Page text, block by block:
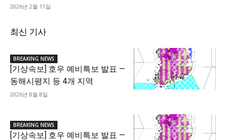
2026년 2월 11일
최신 기사
BREAKING NEWS
[기상속보] 호우 예비특보 발표 —
동해시평지 등 4개 지역
2026년 8월 8일
BREAKING NEWS
[기상속보] 호우 예비특보 발표 —